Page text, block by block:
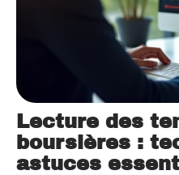
Lecture des
boursières :
astuces